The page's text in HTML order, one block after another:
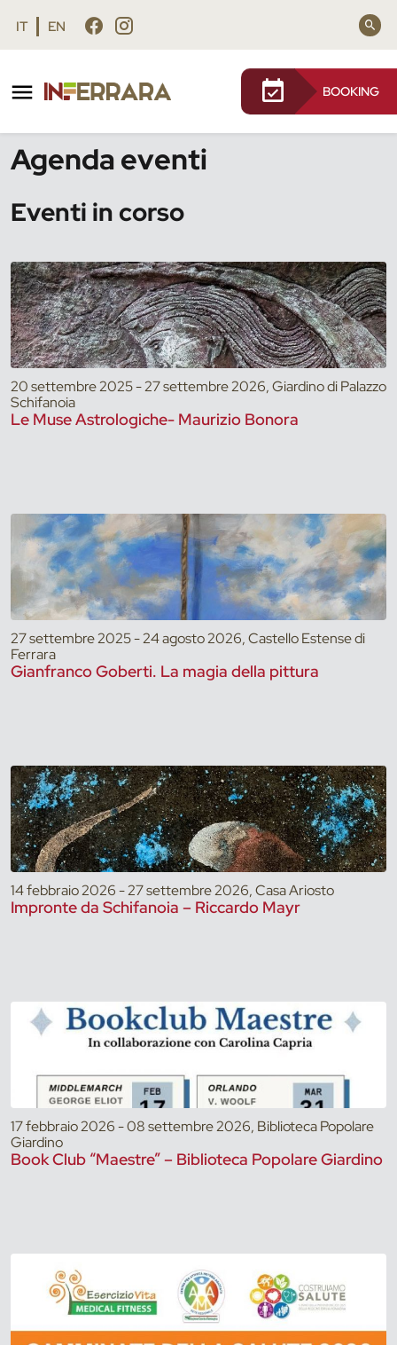
Vai al contenuto principale
Vai al footer
IT EN
BOOKING
Agenda eventi
Eventi in corso
20 settembre 2025 - 27 settembre 2026, Giardino di Palazzo
Schifanoia
Le Muse Astrologiche- Maurizio Bonora
27 settembre 2025 - 24 agosto 2026, Castello Estense di
Ferrara
Gianfranco Goberti. La magia della pittura
14 febbraio 2026 - 27 settembre 2026, Casa Ariosto
Impronte da Schifanoia – Riccardo Mayr
17 febbraio 2026 - 08 settembre 2026, Biblioteca Popolare
Giardino
Book Club “Maestre” – Biblioteca Popolare Giardino